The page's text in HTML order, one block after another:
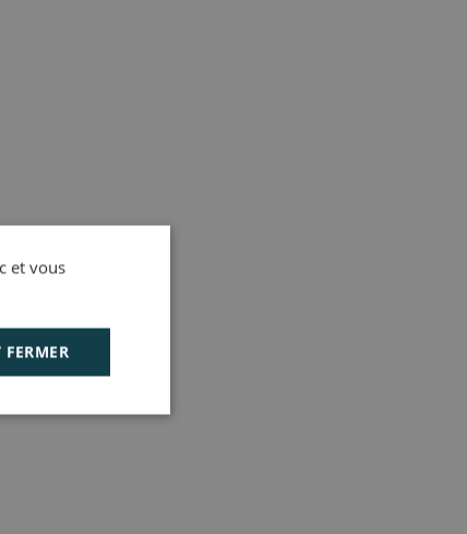
et vous
FERMER